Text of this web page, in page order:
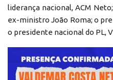
liderança nacional, ACM
ex-ministro João Roma; o
o presidente nacional do PL,